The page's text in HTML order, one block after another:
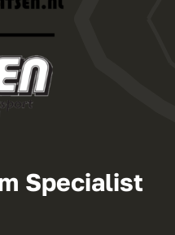
Specialist